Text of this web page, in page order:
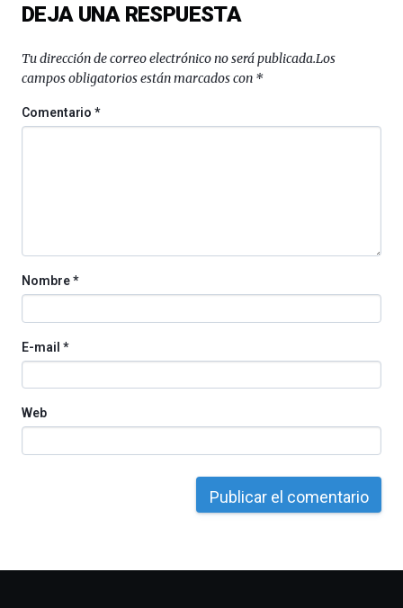
DEJA UNA RESPUESTA
Tu dirección de correo electrónico no será publicada.Los
campos obligatorios están marcados con *
Comentario*
Nombre*
E-mail *
Web